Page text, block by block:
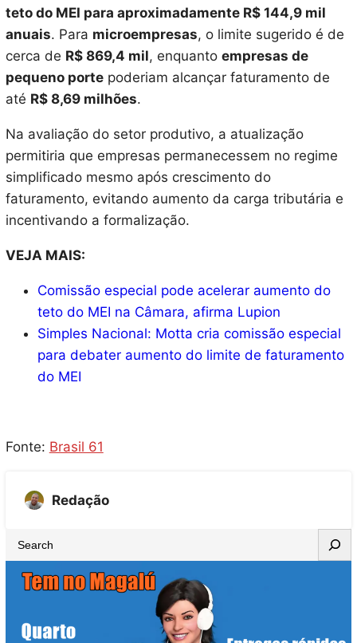
teto do MEI para aproximadamente R$ 144,9 mil
anuais. Para microempresas, o limite sugerido é de
cerca de R$ 869,4 mil, enquanto empresas de
pequeno portepoderiam alcançar faturamento de
até R$ 8,69 milhões.
Na avaliação do setor produtivo, a atualização
permitiria que empresas permanecessem no regime
simplificado mesmo após crescimento do
faturamento, evitando aumento da carga tributária e
incentivando a formalização.
VEJA MAIS:
Comissão especial pode acelerar aumento do
teto do MEI na Câmara, afirma Lupion
Simples Nacional: Motta cria comissão especial
para debater aumento do limite de faturamento
do MEI
Fonte: Brasil 61
Redação
e